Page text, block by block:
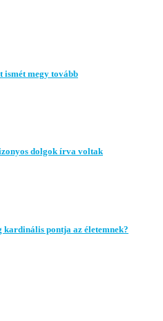
ismét megy tovább
dolgok írva voltak
pontja az életemnek?